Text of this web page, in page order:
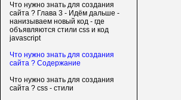
Что нужно знать для создания
сайта ? Глава 3 - Идём дальше -
нанизываем новый код - где
объявляются стили css и код
javascript
Что нужно знать для создания
сайта ? Содержание
Что нужно знать для создания
сайта ? css - стили